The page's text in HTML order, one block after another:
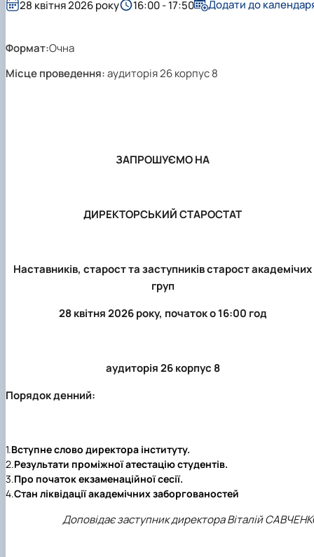
Новини
ЗАПРОШУЄМО НА
ДИРЕКТОРСЬКИЙ СТАРОСТАТ
Наставників, старост та заступників старост академічих
груп
28 квітня 2026 року, початок о 16:00 год
аудиторія 26 корпус 8
Порядок денний:
1.Вступне слово директора інституту.
2.Результати проміжної атестацію студентів.
3.Про початок екзаменаційної сесії.
4.Стан ліквідації академічних заборгованостей
Доповідає заступник директора Віталій
28 квітня 2026 року 16:00 - 17:50 Додати до
Формат:Очна
Місце проведення:аудиторія 26 корпус 8